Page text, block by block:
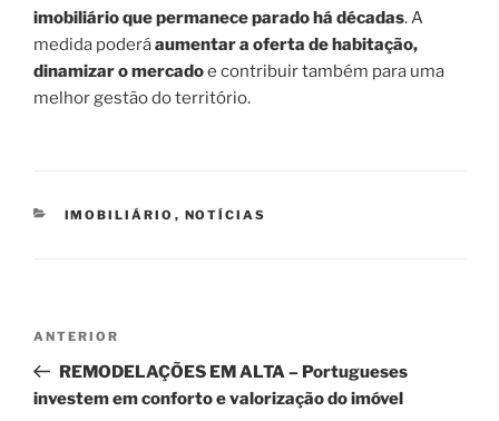
imobiliário que permanece parado há décadas. A
medida poderáaumentar a oferta de habitação,
dinamizar o mercadoe contribuir também para uma
melhor gestão do território.
CATEGORIAS
IMOBILIÁRIO , NOTÍCIAS
artigos
Conteúdo
anterior
ANTERIOR
REMODELAÇÕES EM ALTA – Portugueses
investem em conforto e valorização do imóvel